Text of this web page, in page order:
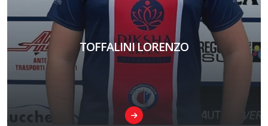
TOFFALINI LORENZO